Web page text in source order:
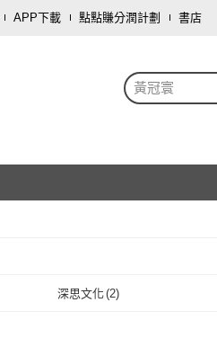
APP下載 點點賺分潤計劃 書店
黃冠寰
深思文化(2)